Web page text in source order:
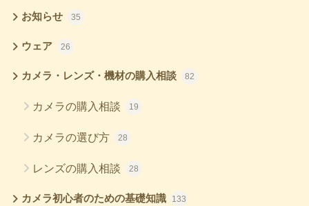
お知らせ 35
ウェア 26
カメラ・レンズ・機材の購入相談 82
カメラの購入相談 19
カメラの選び方 28
レンズの購入相談 28
カメラ初心者のための基礎知識 133